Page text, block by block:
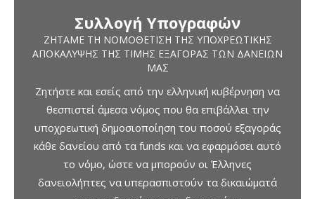
Συλλογή Υπογραφών
ΖΗΤΆΜΕ ΤΗ ΝΟΜΟΘΈΤΙΣΗ ΤΗΣ ΥΠΟΧΡΕΩΤΙΚΉΣ
ΑΠΟΚΆΛΥΨΗΣ ΤΗΣ ΤΙΜΉΣ ΕΞΑΓΟΡΆΣ ΤΩΝ ΔΑΝΕΊΩΝ
ΜΑΣ
Ζητήστε και εσείς από την ελληνική κυβέρνηση να
θεσπιστεί άμεσα νόμος που θα επιβάλλει την
υποχρεωτική δημοσιοποίηση του ποσού εξαγοράς
κάθε δανείου από τα funds και να εφαρμόσει αυτό
το νόμο, ώστε να μπορούν οι Έλληνες
δανειολήπτες να υπερασπιστούν τα δικαιώματά